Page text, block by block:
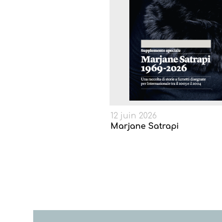
12 juin 2026
Marjane Satrapi